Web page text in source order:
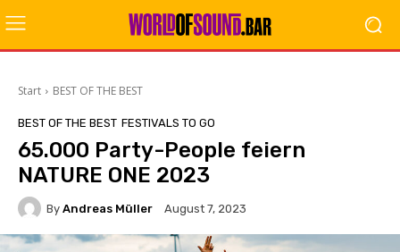
Start BEST OF THE BEST
BEST OF THE BEST FESTIVALS TO GO
65.000 Party-People feiern
NATURE ONE 2023
By Andreas Müller August 7, 2023